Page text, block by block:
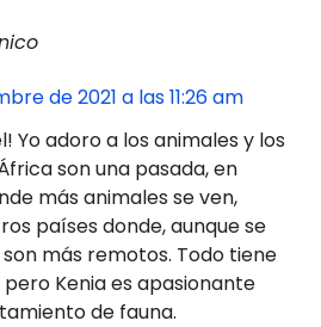
de 2021 a las 11:26 am
Yo adoro a los animales y los
son una pasada, en
más animales se ven,
países donde, aunque se
más remotos. Todo tiene
Kenia es apasionante
de fauna.